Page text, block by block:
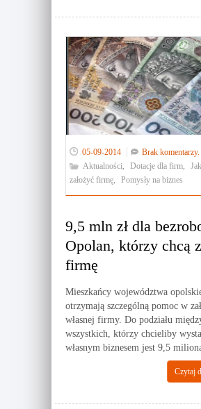
05-09-2014
Brak komentarzy.
Aktualności, Dotacje dla firm,
Jak
założyć firmę, Pomysły na biznes
9,5 mln zł dla
Opolan, którzy chcą
firmę
Mieszkańcy województwa
otrzymają szczególną pomoc w
własnej firmy. Do podziału
wszystkich, którzy chcieliby
własnym biznesem jest 9,5
Czytaj